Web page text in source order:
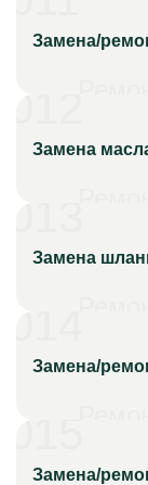
Замена/
Замена
Замена
Замена/
Замена/